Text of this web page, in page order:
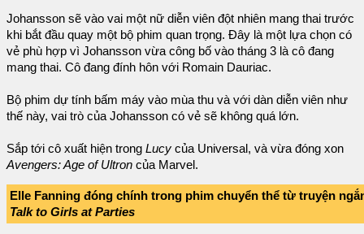
Johansson sẽ vào vai một nữ diễn viên đột nhiên mang thai trước
khi bắt đầu quay một bộ phim quan trọng. Đây là một lựa chọn có
vẻ phù hợp vì Johansson vừa công bố vào tháng 3 là cô đang
mang thai. Cô đang đính hôn với Romain Dauriac.
Bộ phim dự tính bấm máy vào mùa thu và với dàn diễn viên như
thế này, vai trò của Johansson có vẻ sẽ không quá lớn.
Sắp tới cô xuất hiện trong Lucy của Universal, và vừa đóng xon
Avengers: Age of Ultron của Marvel.
Elle Fanning đóng chính trong phim chuyển thể từ truyện
Talk to Girls at Parties